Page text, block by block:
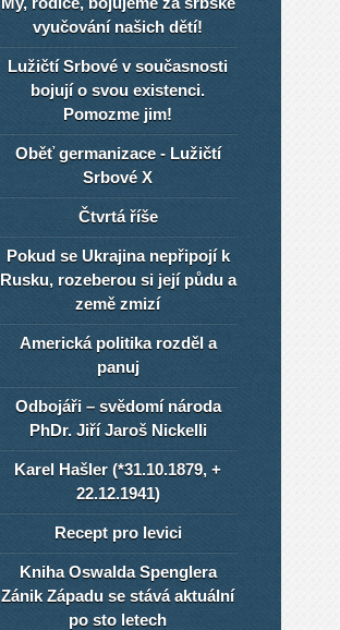
vyučování našich dětí!
Lužičtí Srbové v současnosti
bojují o svou existenci.
Pomozme jim!
Oběť germanizace - Lužičtí
Srbové X
Čtvrtá říše
Pokud se Ukrajina nepřipojí k
Rusku, rozeberou si její půdu a
země zmizí
Americká politika rozděl a
panuj
Odbojáři – svědomí národa
PhDr. Jiří Jaroš Nickelli
Karel Hašler (*31.10.1879, +
22.12.1941)
Recept pro levici
Kniha Oswalda Spenglera
Zánik Západu se stává aktuální
po sto letech